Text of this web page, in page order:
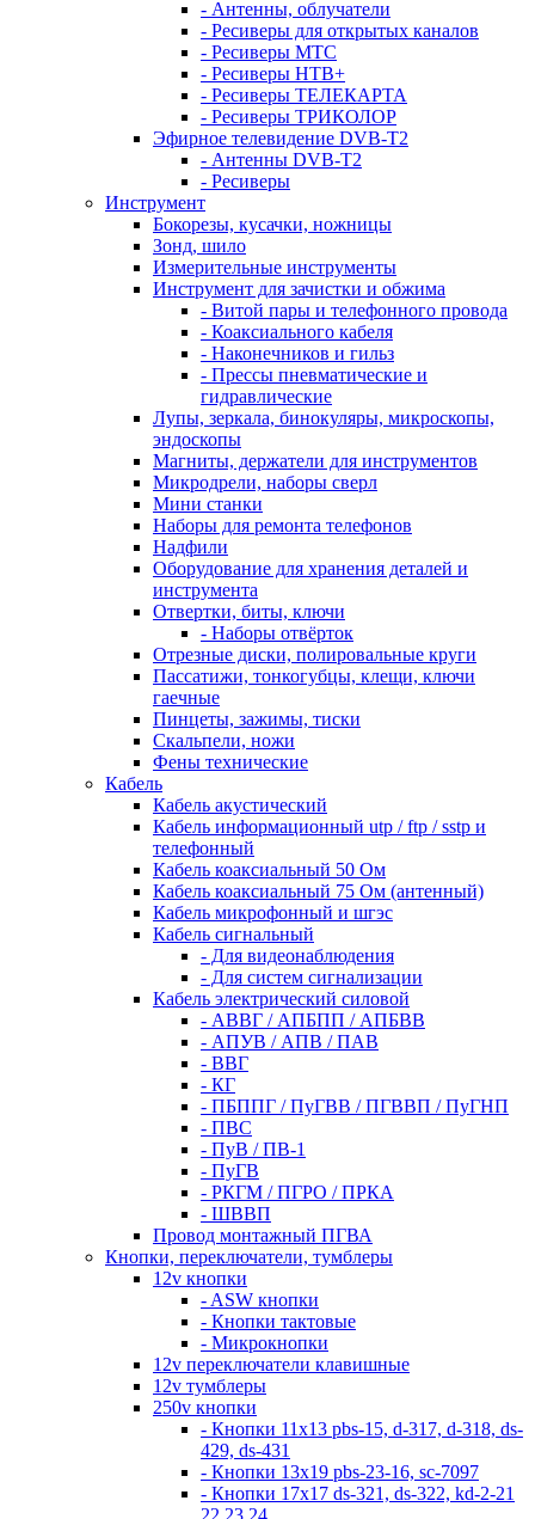
- Антенны, облучатели
- Ресиверы для открытых каналов
- Ресиверы МТС
- Ресиверы НТВ+
- Ресиверы ТЕЛЕКАРТА
- Ресиверы ТРИКОЛОР
Эфирное телевидение DVB-T2
- Антенны DVB-T2
- Ресиверы
Инструмент
Бокорезы, кусачки, ножницы
Зонд, шило
Измерительные инструменты
Инструмент для зачистки и обжима
- Витой пары и телефонного провода
- Коаксиального кабеля
- Наконечников и гильз
- Прессы пневматические и
гидравлические
Лупы, зеркала, бинокуляры, микроскопы,
эндоскопы
Магниты, держатели для инструментов
Микродрели, наборы сверл
Мини станки
Наборы для ремонта телефонов
Надфили
Оборудование для хранения деталей и
инструмента
Отвертки, биты, ключи
- Наборы отвёрток
Отрезные диски, полировальные круги
Пассатижи, тонкогубцы, клещи, ключи
гаечные
Пинцеты, зажимы, тиски
Скальпели, ножи
Фены технические
Кабель
Кабель акустический
Кабель информационный utp / ftp / sstp и
телефонный
Кабель коаксиальный 50 Ом
Кабель коаксиальный 75 Ом (антенный)
Кабель микрофонный и шгэс
Кабель сигнальный
- Для видеонаблюдения
- Для систем сигнализации
Кабель электрический силовой
- АВВГ / АПБПП / АПБВВ
- АПУВ / АПВ / ПАВ
- ВВГ
- КГ
- ПБППГ / ПуГВВ / ПГВВП / ПуГНП
- ПВС
- ПуВ / ПВ-1
- ПуГВ
- РКГМ / ПГРО / ПРКА
- ШВВП
Провод монтажный ПГВА
Кнопки, переключатели, тумблеры
12v кнопки
- ASW кнопки
- Кнопки тактовые
- Микрокнопки
12v переключатели клавишные
12v тумблеры
250v кнопки
- Кнопки 11х13 pbs-15, d-317, d-318, ds-
429, ds-431
- Кнопки 13х19 pbs-23-16, sc-7097
- Кнопки 17х17 ds-321, ds-322, kd-2-21
22 23 24